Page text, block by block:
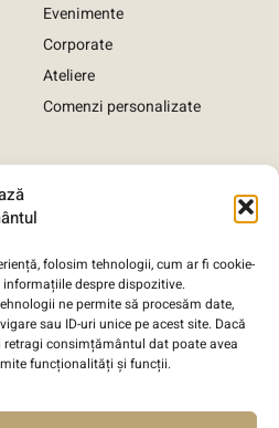
folosim tehnologii, cum ar fi cookie-
despre dispozitive.
ne permite să procesăm date,
sau ID-uri unice pe acest site. Dacă
consimțământul dat poate avea
funcționalități și funcții.
Evenimente
Corporate
Ateliere
Comenzi personalizate